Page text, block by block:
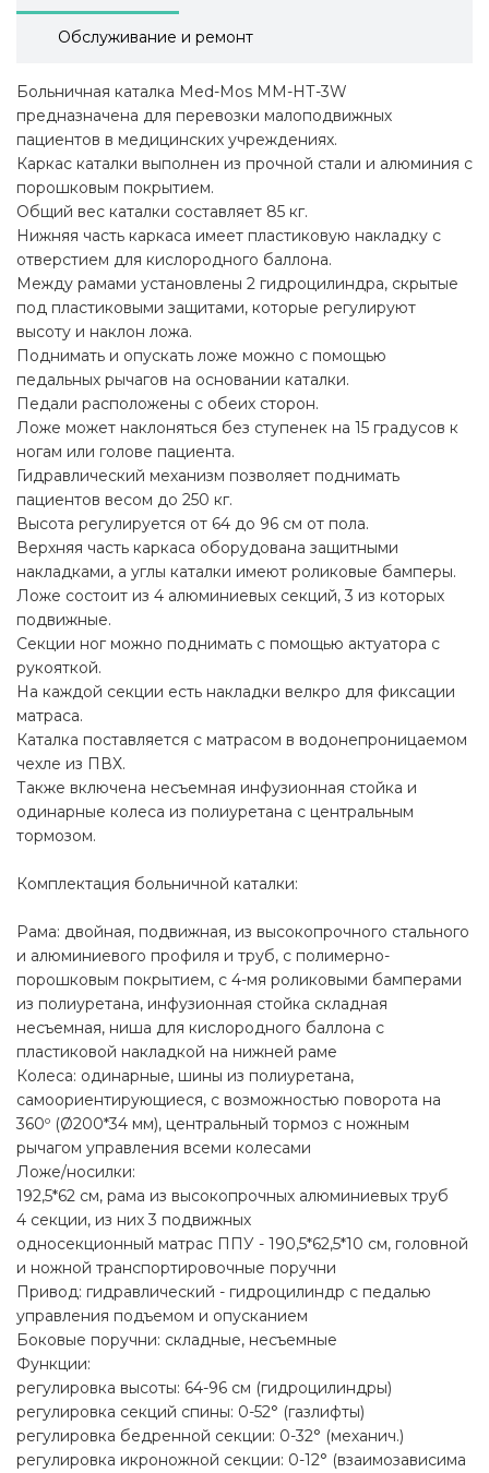
Обслуживание и ремонт
Больничная каталка Med-Mos ММ-НТ-3W
предназначена для перевозки малоподвижных
пациентов в медицинских учреждениях.
Каркас каталки выполнен из прочной стали и алюминия с
порошковым покрытием.
Общий вес каталки составляет 85 кг.
Нижняя часть каркаса имеет пластиковую накладку с
отверстием для кислородного баллона.
Между рамами установлены 2 гидроцилиндра, скрытые
под пластиковыми защитами, которые регулируют
высоту и наклон ложа.
Поднимать и опускать ложе можно с помощью
педальных рычагов на основании каталки.
Педали расположены с обеих сторон.
Ложе может наклоняться без ступенек на 15 градусов к
ногам или голове пациента.
Гидравлический механизм позволяет поднимать
пациентов весом до 250 кг.
Высота регулируется от 64 до 96 см от пола.
Верхняя часть каркаса оборудована защитными
накладками, а углы каталки имеют роликовые бамперы.
Ложе состоит из 4 алюминиевых секций, 3 из которых
подвижные.
Секции ног можно поднимать с помощью актуатора с
рукояткой.
На каждой секции есть накладки велкро для фиксации
матраса.
Каталка поставляется с матрасом в водонепроницаемом
чехле из ПВХ.
Также включена несъемная инфузионная стойка и
одинарные колеса из полиуретана с центральным
тормозом.
Комплектация больничной каталки:
Рама: двойная, подвижная, из высокопрочного стального
и алюминиевого профиля и труб, с полимерно-
порошковым покрытием, с 4-мя роликовыми бамперами
из полиуретана, инфузионная стойка складная
несъемная, ниша для кислородного баллона с
пластиковой накладкой на нижней раме
Колеса: одинарные, шины из полиуретана,
самоориентирующиеся, с возможностью поворота на
360º (Ø200*34 мм), центральный тормоз с ножным
рычагом управления всеми колесами
Ложе/носилки:
192,5*62 см, рама из высокопрочных алюминиевых труб
4 секции, из них 3 подвижных
односекционный матрас ППУ - 190,5*62,5*10 см, головной
и ножной транспортировочные поручни
Привод: гидравлический - гидроцилиндр с педалью
управления подъемом и опусканием
Боковые поручни: складные, несъемные
Функции:
регулировка высоты: 64-96 см (гидроцилиндры)
регулировка секций спины: 0-52° (газлифты)
регулировка бедренной секции: 0-32° (механич.)
регулировка икроножной секции: 0-12° (взаимозависима